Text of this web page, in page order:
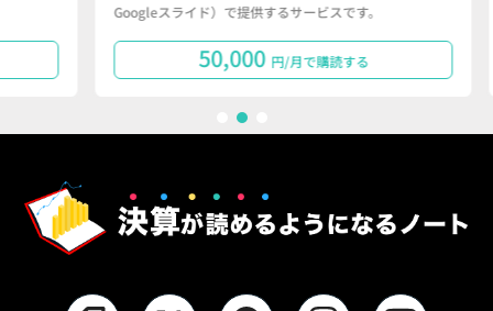
Googleスライド）で提供するサービスです。
50,000 円/月で購読する